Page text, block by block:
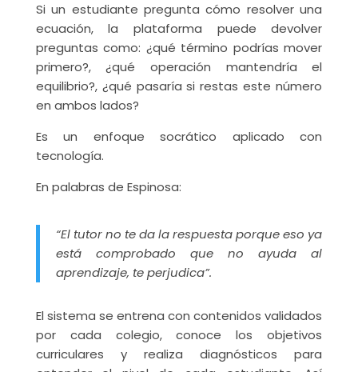
Si un estudiante pregunta cómo resolver una
ecuación, la plataforma puede devolver
preguntas como: ¿qué término podrías mover
primero?, ¿qué operación mantendría el
equilibrio?, ¿qué pasaría si restas este número
en ambos lados?
Es un enfoque socrático aplicado con
tecnología.
En palabras de Espinosa:
“El tutor no te da la respuesta porque eso ya
está comprobado que no ayuda al
aprendizaje, te perjudica”.
El sistema se entrena con contenidos validados
por cada colegio, conoce los objetivos
curriculares y realiza diagnósticos para